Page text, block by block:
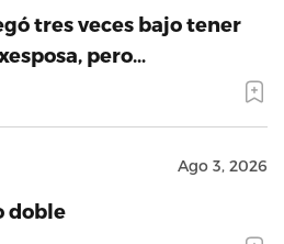
tres veces bajo tener
pero…
Ago 3, 2026
doble